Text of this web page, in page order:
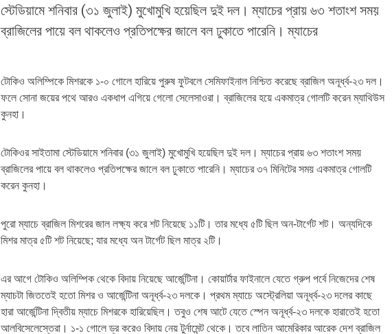
স্টেডিয়ামে শনিবার (৩১ জুলাই) মুখোমুখি হয়েছিল দুই দল। ম্যাচের প্রায় ৬৩ শতাংশ সময়
ব্রাজিলের পায়ে বল থাকলেও প্রতিপক্ষের জালে বল ঢুকাতে পারেনি। ম্যাচের
টোকিও অলিম্পিকে মিশরকে ১-০ গোলে হারিয়ে পুরুষ ফুটবলে সেমিফাইনাল নিশ্চিত করেছে ব্রাজিল অনূর্ধ্ব-২৩ দল।
ফলে সোনা জয়ের পথে আরও একধাপ এগিয়ে গেলো সেলেসাওরা। ব্রাজিলের হয়ে একমাত্র গোলটি করেন ম্যাথিউস
কুনহা।
টোকিওর সাইতামা স্টেডিয়ামে শনিবার (৩১ জুলাই) মুখোমুখি হয়েছিল দুই দল। ম্যাচের প্রায় ৬৩ শতাংশ সময়
ব্রাজিলের পায়ে বল থাকলেও প্রতিপক্ষের জালে বল ঢুকাতে পারেনি। ম্যাচের ৩৭ মিনিটের সময় একমাত্র গোলটি
করেন কুনহা।
পুরো ম্যাচে ব্রাজিল মিশরের জাল লক্ষ্য করে শট নিয়েছে ১১টি। তার মধ্যে ৫টি ছিল অন-টার্গেট শট। অন্যদিকে
মিশর মাত্র ৫টি শট নিয়েছে; যার মধ্যে অন টার্গেট ছিল মাত্র ২টি।
এর আগে টোকিও অলিম্পিক থেকে বিদায় নিয়েছে আর্জেন্টিনা। কোয়ার্টার ফাইনালে যেতে গ্রুপ পর্বে নিজেদের শেষ
ম্যাচটা জিততেই হতো মিশর ও আর্জেন্টিনা অনূর্ধ্ব-২৩ দলকে। প্রথম ম্যাচে অস্ট্রেলিয়া অনূর্ধ্ব-২৩ দলের কাছে
হারা আর্জেন্টিনা দ্বিতীয় ম্যাচে মিশরকে হারিয়েছিল। তবুও শেষ আটে যেতে স্পেন অনূর্ধ্ব-২৩ দলকে হারাতেই হতো
আলবিসেলেস্তেরা। ১-১ গোলে ড্র করেও বিদায় নেয় টুর্নামেন্ট থেকে। তবে লাতিন আমেরিকার আরেক দেশ ব্রাজিল